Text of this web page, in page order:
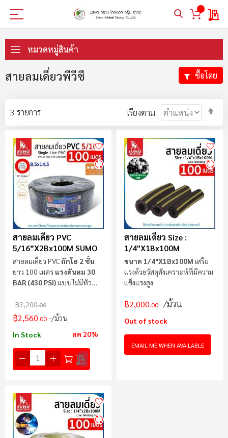
My
ไป
ที่
หมวดหมู่สินค้า
สายลมเดี่ยวพีวีซี
3 รายการ เรียงตาม
สายลมเดี่ยว PVC
5/16”x2Bx100M SUMO
สายลมเดี่ยว PVCถักใย 2 ชั้น
ยาว 100 เมตร แรงดันลม 30
BAR (430 PSI)แบบไม่มีหัว
฿3,200.00
฿2,560.00 /ม้วน
In Stock ลด 20%
สายลมเดี่ยว Size :
1/4"x1Bx100M
ขนาด 1/4"x1Bx100M เสริม
แรงด้วยวัสดุสังเคราะห์ที่มีความ
แข็งแรงสูง
฿2,000.00 /ม้วน
Out of stock
EMAIL ME WHEN AVAILABLE
ซื้อโดย